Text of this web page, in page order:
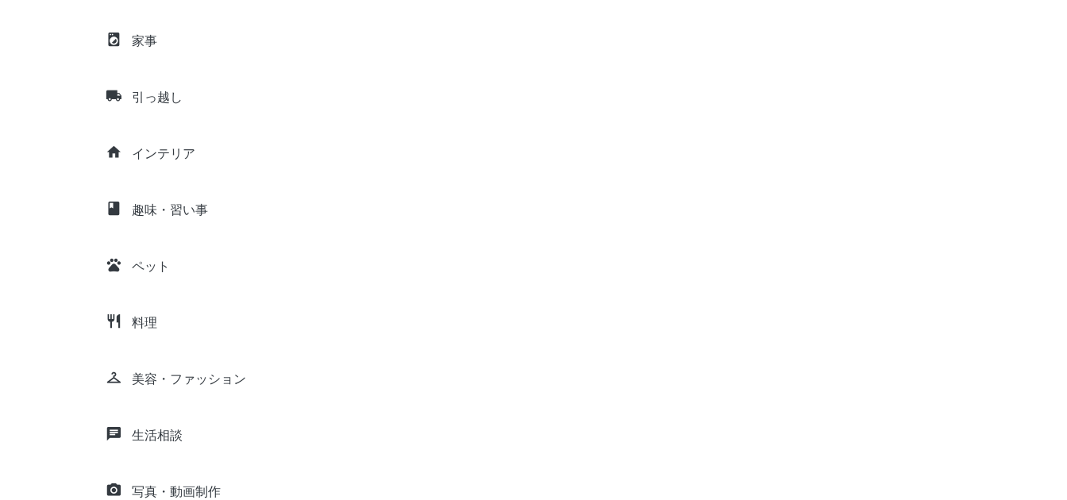
local_laundry_service 家事
local_shipping 引っ越し
home インテリア
class 趣味・習い事
pets ペット
restaurant 料理
checkroom 美容・ファッション
chat 生活相談
camera_alt 写真・動画制作